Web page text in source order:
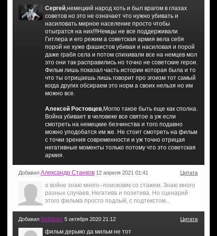
Сергей,немецкий народ хоть и был врагом в глазах
советов но это не означает что нужно убивать и
насиловать мирное население просто чтобы
отыгратся на них!!!Немцы не все поддерживали
Гитлера и его режим а советская армия вела себя
порой не хуже фашистов убивая и насиловая и порой
даже грабя села и потом спихивали все на немцев мол
это они так расправились но точно не советские герои.
Фильм лишь показал часть истории которая была и то
что ты отрицаешь лишь говорит про эгоизм тот самый
когда других обсираем это норм а своих нельзя но им
можно все.
Алексей Ростовцев,Могло такое быть еще как сполна.
Война убивает в человеке все святое а уж если
смотреть на немецкие безчинства и того подавно
можно уподобатся им же. Не стоит смотреть на фильм
с точки зрения современности и уж точно отрицая
негативные моменты только потому что это советская
армия.
Добавил Александр Станков 12 апреля 2021 01:41 Цитата
о войне знаю много--поисковик со стажем. Знаю много
разных случаев. Негатива и позитива. Но сценарий
этого фильма просто подлый, с подтекстом...
Добавил Кобальт 5 октября 2020 21:12 Цитата
фильм дерьмо да мильм не тот